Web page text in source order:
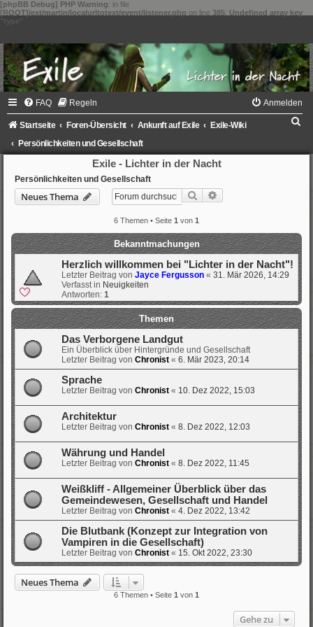
[phpBB Debug] PHP Warning: in file
[ROOT]/ext/martin/localurltotext/event/listener.php on line 385: Undefined array key
FAQ Regeln Anmelden
Startseite Foren-Übersicht Ankunft auf Exile
Exile-Wiki
Persönlichkeiten und Gesellschaft
Exile - Lichter in der Nacht
Persönlichkeiten und Gesellschaft
Neues Thema Suche
6 Themen • Seite 1 von 1
Bekanntmachungen
Herzlich willkommen bei "Lichter in der Nacht"!
Letzter Beitrag von Jayce Fergusson « 31. Mär 2026, 14:29
Verfasst in Neuigkeiten
Antworten: 1
Themen
Das Verborgene Landgut
Ein Überblick über Hintergründe und Gesellschaft
Letzter Beitrag von Chronist « 6. Mär 2023, 20:14
Sprache
Letzter Beitrag von Chronist « 10. Dez 2022, 15:03
Architektur
Letzter Beitrag von Chronist « 8. Dez 2022, 12:03
Währung und Handel
Letzter Beitrag von Chronist « 8. Dez 2022, 11:45
Weißkliff - Allgemeiner Überblick über das
Gemeindewesen, Gesellschaft und Handel
Letzter Beitrag von Chronist « 4. Dez 2022, 13:42
Die Blutbank (Konzept zur Integration von
Vampiren in die Gesellschaft)
Letzter Beitrag von Chronist « 15. Okt 2022, 23:30
Neues Thema
6 Themen • Seite 1 von 1
Gehe zu